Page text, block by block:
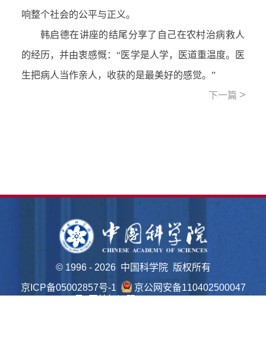
响整个社会的公平与正义。
韩启德在讲座的结尾分享了自己在农村治病救人
的经历，并由衷感慨：“医学是人学，医道重温度。医
生把病人当作亲人，收获的是最美好的感觉。”
下一篇 >
© 1996 - 2026 中国科学院 版权所有
京ICP备05002857号-1
京公网安备110402500047